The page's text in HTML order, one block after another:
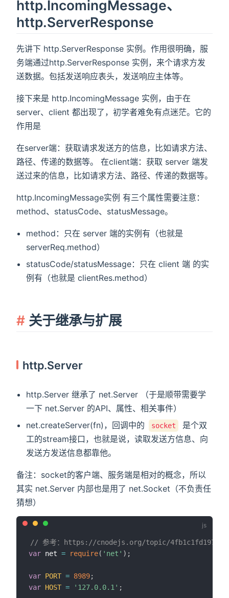
http.IncomingMessage、
http.ServerResponse
先讲下 http.ServerResponse 实例。作用很明确，服
务端通过http.ServerResponse 实例，来个请求方发
送数据。包括发送响应表头，发送响应主体等。
接下来是 http.IncomingMessage 实例，由于在
server、client 都出现了，初学者难免有点迷茫。它的
作用是
在server端：获取请求发送方的信息，比如请求方法、
路径、传递的数据等。 在client端：获取 server 端发
送过来的信息，比如请求方法、路径、传递的数据等。
http.IncomingMessage实例 有三个属性需要注意：
method、statusCode、statusMessage。
method：只在 server 端的实例有（也就是
serverReq.method）
statusCode/statusMessage：只在 client 端 的实
例有（也就是 clientRes.method）
关于继承与扩展
http.Server
http.Server 继承了 net.Server （于是顺带需要学
一下 net.Server 的API、属性、相关事件）
net.createServer(fn)，回调中的
socket
是个双
工的stream接口，也就是说，读取发送方信息、向
发送方发送信息都靠他。
备注：socket的客户端、服务端是相对的概念，所以
其实 net.Server 内部也是用了 net.Socket（不负责任
猜想）
// 参考：https://cnodejs.org/topic/
var net = require( 'net' ) ;
var PORT = 8989;
var HOST = '127.0.0.1' ;